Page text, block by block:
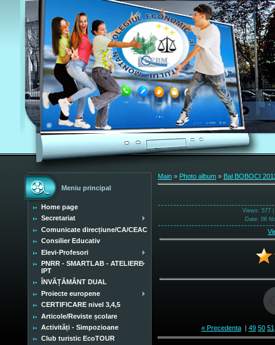
Meniu principal
Home page
Secretariat
Comunicate direcțiune/CA/CEAC
Consilier Educativ
Elevi-Profesori
PNRR - SMARTLAB - ATELIERE
IPT
ÎNVĂȚĂMÂNT DUAL
Proiecte europene
CERTIFICARE nivel 3,4,5
Articole/Reviste școlare
Activități - Simpozioane
Club turistic EcoTOUR
Main » Photo album » Bal BOBOCI
Views: 577 |
Date: 06
« Precedenta | 49 50 51